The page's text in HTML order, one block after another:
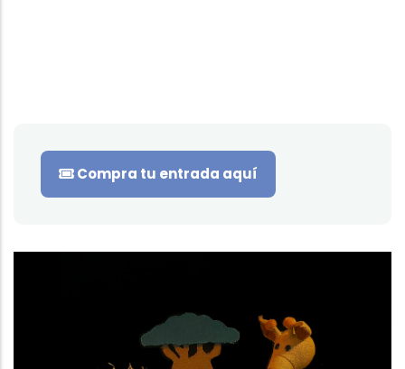
Compra tu entrada aquí